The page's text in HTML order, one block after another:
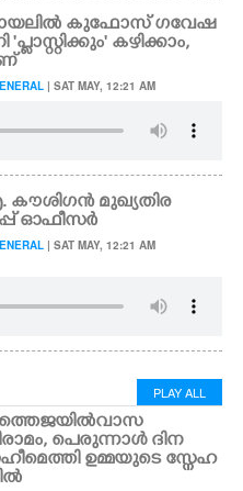
കുഫോസ് ഗവേഷ
കഴിക്കാം,​
| SAT MAY, 12:21 AM
മുഖ്യതിര
ഓഫീസർ
| SAT MAY, 12:21 AM
PLAY ALL
ജയിൽവാസ
പെരുന്നാൾ ദിന
ഉമ്മയുടെ സ്നേഹ